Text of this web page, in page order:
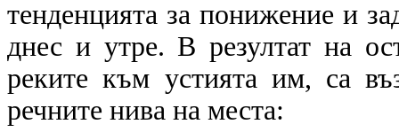
тенденцията за понижение и
днес и утре. В резултат на
реките към устията им, са
речните нива на места: